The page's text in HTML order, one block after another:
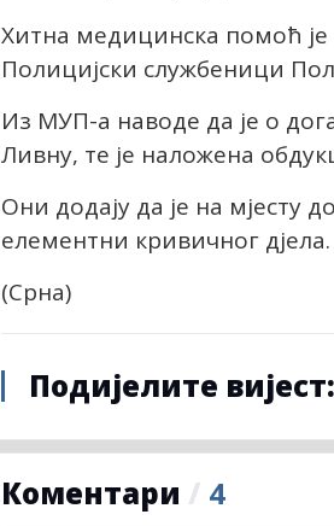
Хитна медицинска помоћ је
Полицијски службеници
Из МУП-а наводе да је о
Ливну, те је наложена
Они додају да је на мјесту
елементни кривичног дјела.
(Срна)
Подијелите вијест:
Коментари / 4